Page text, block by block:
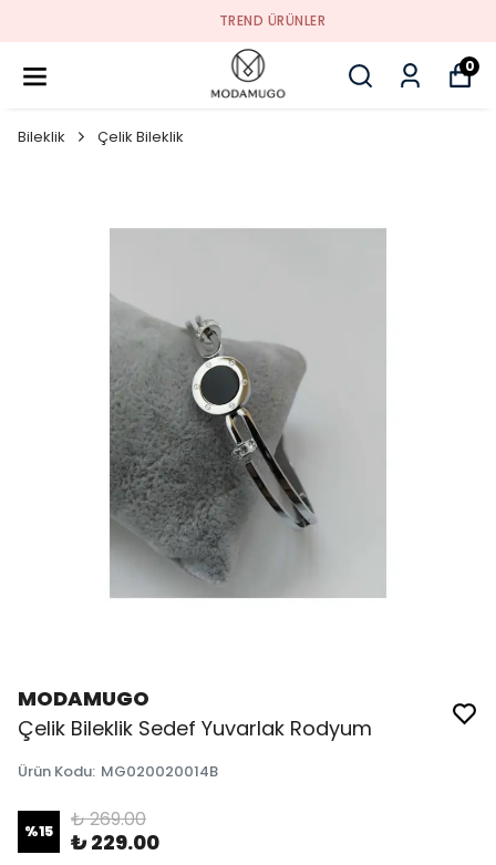
TREND ÜRÜNLER
0
Bileklik Çelik Bileklik
MODAMUGO
Çelik Bileklik Sedef Yuvarlak Rodyum
Ürün Kodu: MG020020014B
%15 ₺ 269.00
₺ 229.00